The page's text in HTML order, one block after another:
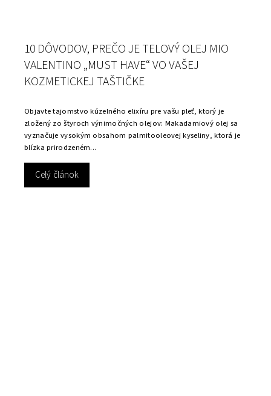
10 DÔVODOV, PREČO JE TELOVÝ OLEJ MIO
VALENTINO „MUST HAVE“ VO VAŠEJ
KOZMETICKEJ TAŠTIČKE
Objavte tajomstvo kúzelného elixíru pre vašu pleť, ktorý je
zložený zo štyroch výnimočných olejov: Makadamiový olej sa
vyznačuje vysokým obsahom palmitooleovej kyseliny, ktorá je
blízka prirodzeném...
Celý článok